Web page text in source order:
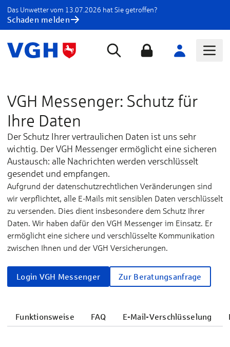
Das Unwetter vom 13.07.2026 hat Sie getroffen?
Schaden melden
VGH Messenger: Schutz für
Ihre Daten
Der Schutz Ihrer vertraulichen Daten ist uns sehr
wichtig. Der VGH Messenger ermöglicht eine sicheren
Austausch: alle Nachrichten werden verschlüsselt
gesendet und empfangen.
Aufgrund der datenschutzrechtlichen Veränderungen sind
wir verpflichtet, alle E-Mails mit sensiblen Daten verschlüsselt
zu versenden. Dies dient insbesondere dem Schutz Ihrer
Daten. Wir haben dafür den VGH Messenger im Einsatz. Er
ermöglicht eine sichere und verschlüsselte Kommunikation
zwischen Ihnen und der VGH Versicherungen.
Login VGH Messenger Zur Beratungsanfrage
Funktionsweise FAQ E-Mail-Verschlüsselung